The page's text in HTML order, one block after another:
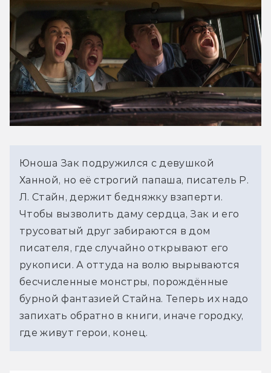
Юноша Зак подружился с девушкой
Ханной, но её строгий папаша, писатель Р.
Л. Стайн, держит бедняжку взаперти.
Чтобы вызволить даму сердца, Зак и его
трусоватый друг забираются в дом
писателя, где случайно открывают его
рукописи. А оттуда на волю вырываются
бесчисленные монстры, порождённые
бурной фантазией Стайна. Теперь их надо
запихать обратно в книги, иначе городку,
где живут герои, конец.